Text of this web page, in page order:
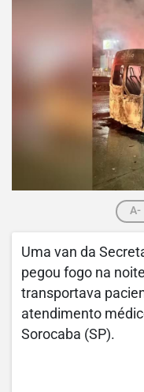
A-
Uma van da
pegou fogo na
transportava
atendimento
Sorocaba (SP).